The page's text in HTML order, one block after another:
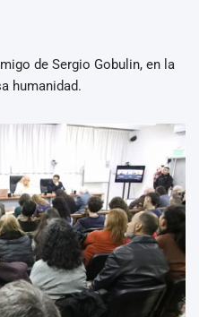
de Sergio Gobulin, en la
humanidad.